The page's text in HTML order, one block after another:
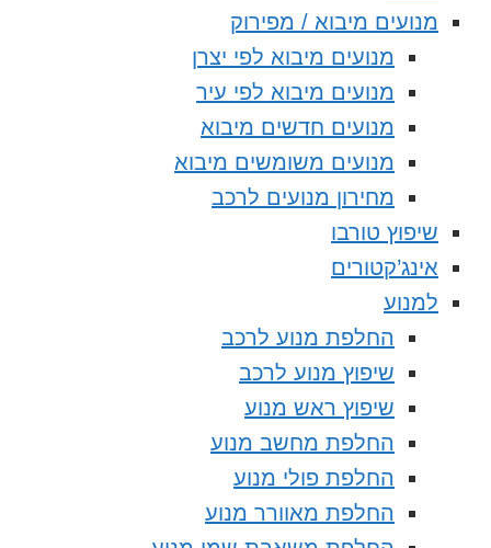
מנועים מיבוא / מפירוק
מנועים מיבוא לפי יצרן
מנועים מיבוא לפי עיר
מנועים חדשים מיבוא
מנועים משומשים מיבוא
מחירון מנועים לרכב
שיפוץ טורבו
אינג’קטורים
למנוע
החלפת מנוע לרכב
שיפוץ מנוע לרכב
שיפוץ ראש מנוע
החלפת מחשב מנוע
החלפת פולי מנוע
החלפת מאוורר מנוע